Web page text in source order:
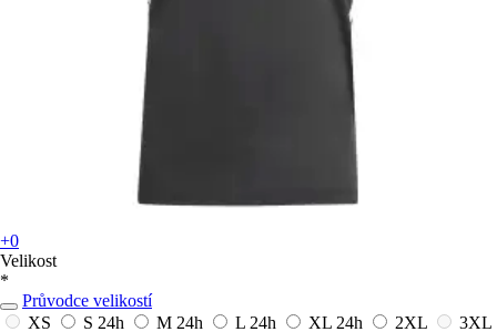
+0
Velikost
*
Průvodce velikostí
XS
S 24h M 24h L 24h XL 24h 2XL 3XL